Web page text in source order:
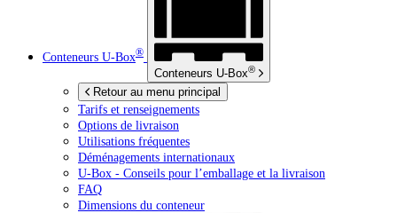
Conteneurs U-Box®
Conteneurs U-Box®
Retour au menu principal
Tarifs et renseignements
Options de livraison
Utilisations fréquentes
Déménagements internationaux
U-Box - Conseils pour l’emballage et la livraison
FAQ
Dimensions du conteneur